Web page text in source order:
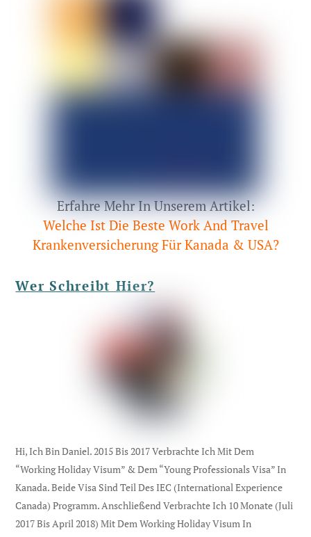
Erfahre Mehr In Unserem Artikel:
Welche Ist Die Beste Work And Travel
Krankenversicherung Für Kanada & USA?
Wer Schreibt Hier?
Hi, Ich Bin Daniel. 2015 Bis 2017 Verbrachte Ich Mit Dem
“Working Holiday Visum” & Dem “Young Professionals Visa” In
Kanada. Beide Visa Sind Teil Des IEC (international Experience
Canada) Programm. Anschließend Verbrachte Ich 10 Monate (Juli
2017 Bis April 2018) Mit Dem Working Holiday Visum In